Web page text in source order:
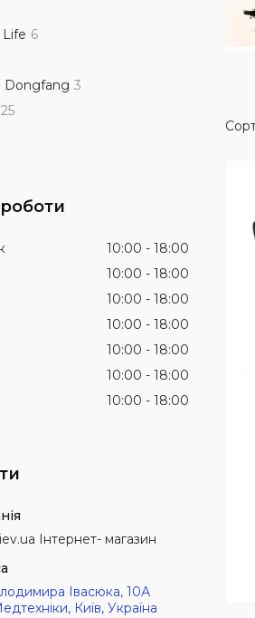
6
Dongfang 3
25
10:00
18:00
10:00
18:00
10:00
18:00
10:00
18:00
10:00
18:00
10:00
18:00
10:00 18:00
Інтернет- магазин
Івасюка, 10А
Київ, Україна